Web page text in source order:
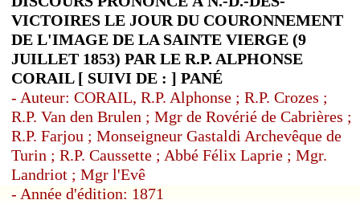
VICTOIRES LE JOUR DU COURONNEMENT
DE L'IMAGE DE LA SAINTE VIERGE (9
JUILLET 1853) PAR LE R.P. ALPHONSE
CORAIL [ SUIVI DE : ] PANÉ
- Auteur: CORAIL, R.P. Alphonse ; R.P. Crozes ;
R.P. Van den Brulen ; Mgr de Rovérié de Cabrières ;
R.P. Farjou ; Monseigneur Gastaldi Archevêque de
Turin ; R.P. Caussette ; Abbé Félix Laprie ; Mgr.
Landriot ; Mgr l'Evê
- Année d'édition: 1871